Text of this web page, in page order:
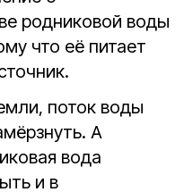
родниковой воды
что её питает
поток воды
А
вода
и в